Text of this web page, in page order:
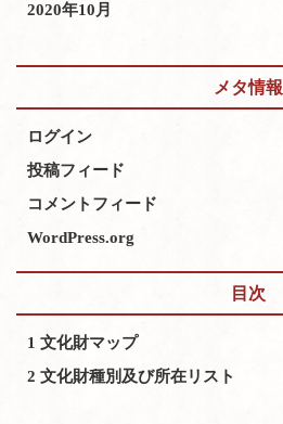
2020年10月
メタ情報
ログイン
投稿フィード
コメントフィード
WordPress.org
目次
1 文化財マップ
2 文化財種別及び所在リスト